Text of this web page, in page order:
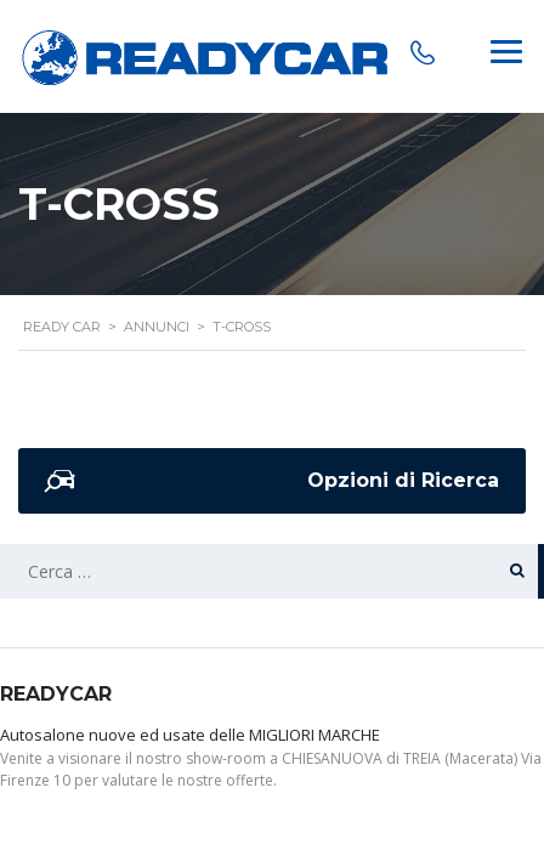
T-CROSS
READY CAR > ANNUNCI > T-CROSS
Opzioni di Ricerca
RICERCA
READYCAR
Autosalone nuove ed usate delle MIGLIORI MARCHE
Venite a visionare il nostro show-room a CHIESANUOVA di TREIA (Macerata) Via
Firenze 10 per valutare le nostre offerte.